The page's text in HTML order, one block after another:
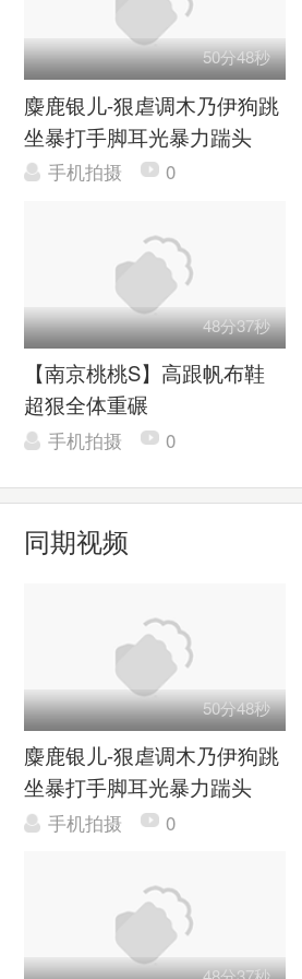
50分48秒
麋鹿银儿-狠虐调木乃伊狗跳
坐暴打手脚耳光暴力踹头
手机拍摄 0
48分37秒
【南京桃桃S】高跟帆布鞋
超狠全体重碾
手机拍摄 0
同期视频
50分48秒
麋鹿银儿-狠虐调木乃伊狗跳
坐暴打手脚耳光暴力踹头
手机拍摄 0